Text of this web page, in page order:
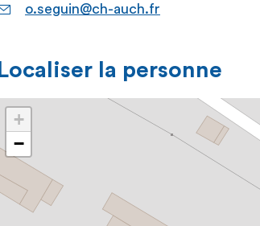
o.seguin@ch-auch.fr
Localiser la personne
+
−